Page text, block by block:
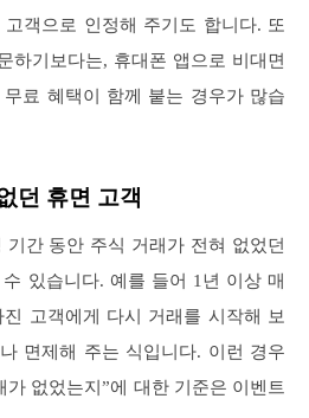
객으로 인정해 주기도 합니다. 또
하기보다는, 휴대폰 앱으로 비대면
료 혜택이 함께 붙는 경우가 많습
던 휴면 고객
간 동안 주식 거래가 전혀 없었던
있습니다. 예를 들어 1년 이상 매
고객에게 다시 거래를 시작해 보
면제해 주는 식입니다. 이런 경우
가 없었는지”에 대한 기준은 이벤트